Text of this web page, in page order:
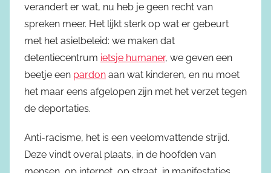
verandert er wat, nu heb je geen recht van
spreken meer. Het lijkt sterk op wat er gebeurt
met het asielbeleid: we maken dat
detentiecentrum ietsje humaner, we geven een
beetje een pardon aan wat kinderen, en nu moet
het maar eens afgelopen zijn met het verzet tegen
de deportaties.
Anti-racisme, het is een veelomvattende strijd.
Deze vindt overal plaats, in de hoofden van